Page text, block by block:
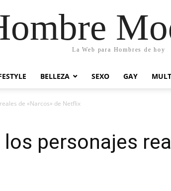
La Web para Hombres de hoy
BELLEZA SEXO GAY
de «Narcos» de Netflix
los personajes